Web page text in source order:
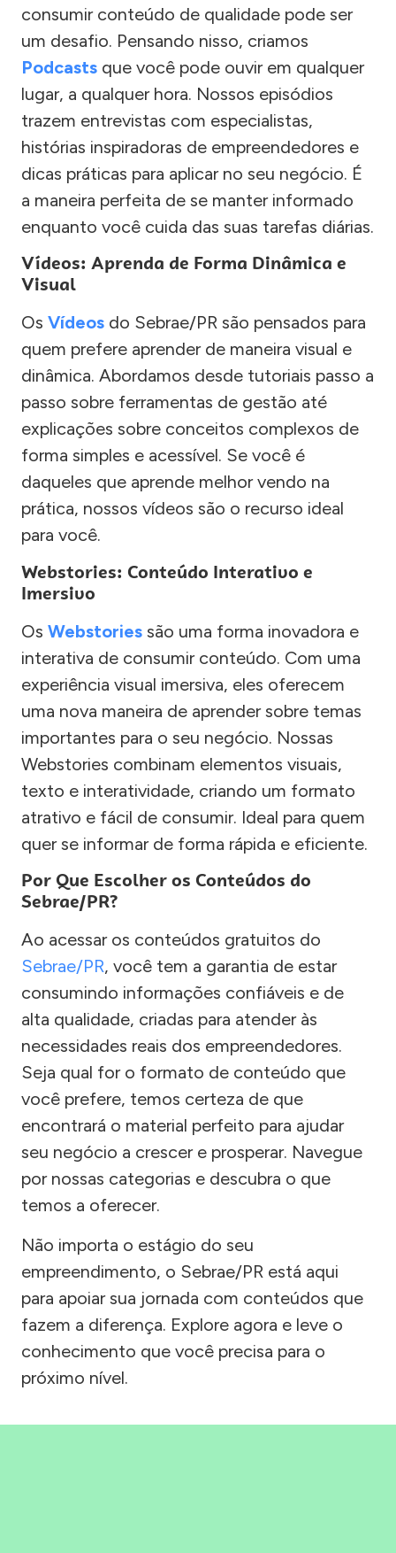
consumir conteúdo de qualidade pode ser
um desafio. Pensando nisso, criamos
Podcasts que você pode ouvir em qualquer
lugar, a qualquer hora. Nossos episódios
trazem entrevistas com especialistas,
histórias inspiradoras de empreendedores e
dicas práticas para aplicar no seu negócio. É
a maneira perfeita de se manter informado
enquanto você cuida das suas tarefas diárias.
Vídeos: Aprenda de Forma Dinâmica e
Visual
Os Vídeos do Sebrae/PR são pensados para
quem prefere aprender de maneira visual e
dinâmica. Abordamos desde tutoriais passo a
passo sobre ferramentas de gestão até
explicações sobre conceitos complexos de
forma simples e acessível. Se você é
daqueles que aprende melhor vendo na
prática, nossos vídeos são o recurso ideal
para você.
Webstories: Conteúdo Interativo e
Imersivo
Os Webstories são uma forma inovadora e
interativa de consumir conteúdo. Com uma
experiência visual imersiva, eles oferecem
uma nova maneira de aprender sobre temas
importantes para o seu negócio. Nossas
Webstories combinam elementos visuais,
texto e interatividade, criando um formato
atrativo e fácil de consumir. Ideal para quem
quer se informar de forma rápida e eficiente.
Por Que Escolher os Conteúdos do
Sebrae/PR?
Ao acessar os conteúdos gratuitos do
Sebrae/PR, você tem a garantia de estar
consumindo informações confiáveis e de
alta qualidade, criadas para atender às
necessidades reais dos empreendedores.
Seja qual for o formato de conteúdo que
você prefere, temos certeza de que
encontrará o material perfeito para ajudar
seu negócio a crescer e prosperar. Navegue
por nossas categorias e descubra o que
temos a oferecer.
Não importa o estágio do seu
empreendimento, o Sebrae/PR está aqui
para apoiar sua jornada com conteúdos que
fazem a diferença. Explore agora e leve o
conhecimento que você precisa para o
próximo nível.